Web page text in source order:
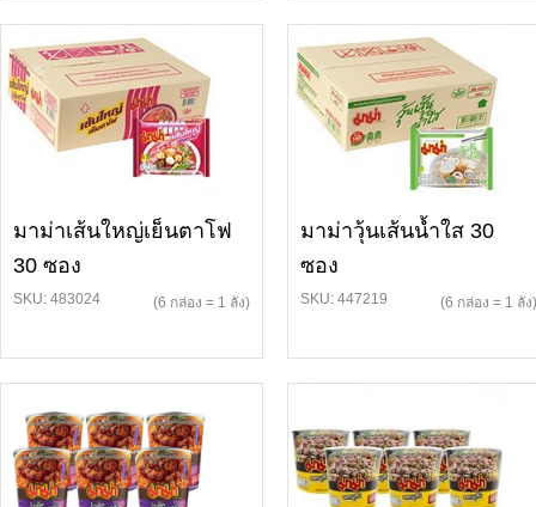
มาม่าเส้นใหญ่เย็นตาโฟ
30 ซอง
SKU: 483024 (6 กล่อง = 1 ลัง)
มาม่าวุ้นเส้นน้ำใส 30
ซอง
SKU: 447219 (6 กล่อง = 1 ลัง)